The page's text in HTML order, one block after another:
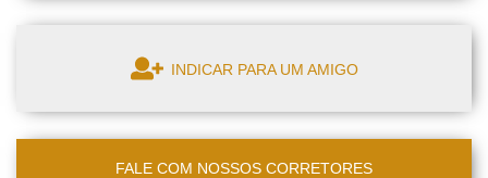
INDICAR PARA UM AMIGO
FALE COM NOSSOS CORRETORES